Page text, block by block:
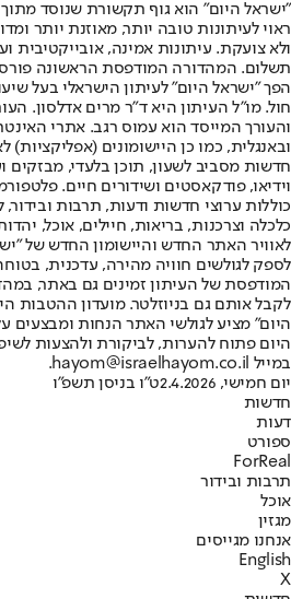
"ישראל היום" הוא גוף תקשורת שנוסד
ראוי לעיתונות טובה יותר, מאוזנת יותר
ולא צועקת. עיתונות אמינה, אובייקטיבית
הפך "ישראל היום" לעיתון הישראלי בעל
חול. מו"ל העיתון היא ד"ר מרים אדלסון.
והעורך המייסד הוא עמוס רגב. אתרי
חדשות מסביב לשעון, תוכן בלעדי, מבזקים
וידיאו, פודקאסטים ושידורים חיים.
כוללות ערוצי חדשות ודעות, תרבות ובידור,
לאוויר האתר החדש והיישומון החדש של
לספק לגולשים חוויה מהירה, עדכנית,
המודפסת של העיתון זמינים גם באתר,
לקבל אותם גם בניוזלטר. מועדון ההטבות
היום" מציע לגולשי האתר הנחות ומבצעים
היום פתוח להערות, לביקורת ולהצעות
במייל hayom@israelhayom.co.il.
יום חמישי, 2.4.2026
ט"ו בניסן תשפ"ו
חדשות
דעות
ספורט
ForReal
תרבות ובידור
אוכל
מגזין
אנחנו מגייסים
English
X